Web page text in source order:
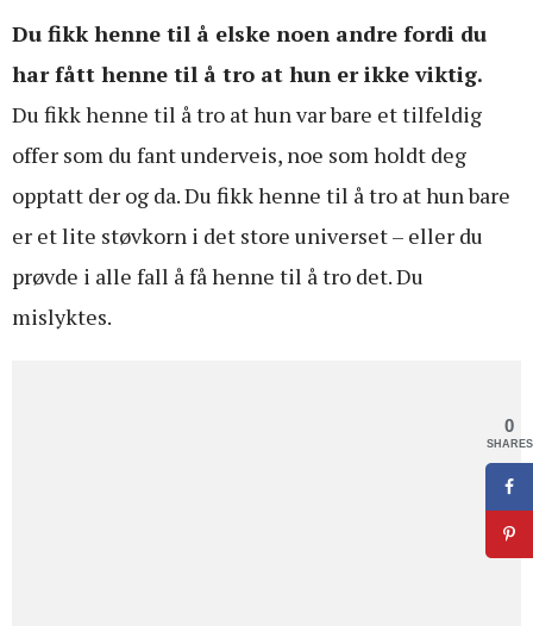
Du fikk henne til å elske noen andre fordi du
har fått henne til å tro at hun er ikke viktig.
Du fikk henne til å tro at hun var bare et tilfeldig
offer som du fant underveis, noe som holdt deg
opptatt der og da. Du fikk henne til å tro at hun bare
er et lite støvkorn i det store universet – eller du
prøvde i alle fall å få henne til å tro det. Du
mislyktes.
0
SHARES